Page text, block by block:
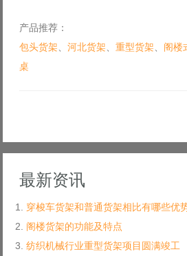
产品推荐：
包头货架
河北货架 重型货架 阁楼
桌
最新资讯
穿梭车货架和普通货架相比有哪些优
阁楼货架的功能及特点
纺织机械行业重型货架项目圆满竣工